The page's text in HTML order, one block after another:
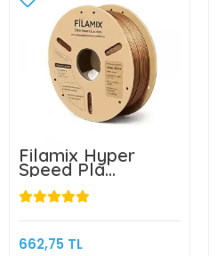
Filamix Hyper
Speed Pla
Filament Bakır
1.75mm 1kg
662,75 TL